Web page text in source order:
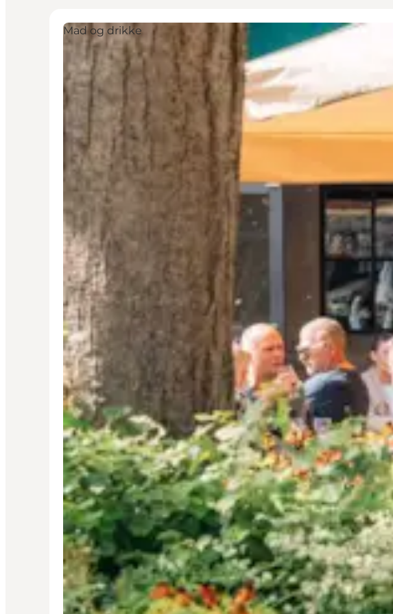
Mad og drikke